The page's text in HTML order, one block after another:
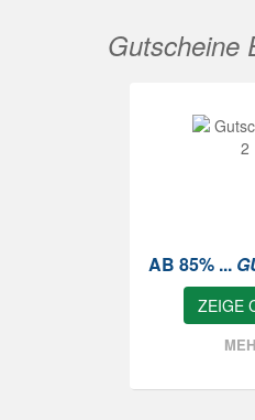
Gutscheine
AB 85% ...
ZEIGE